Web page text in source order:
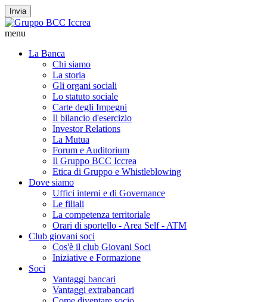
Invia
menu
La Banca
Chi siamo
La storia
Gli organi sociali
Lo statuto sociale
Carte degli Impegni
Il bilancio d'esercizio
Investor Relations
La Mutua
Forum e Auditorium
Il Gruppo BCC Iccrea
Etica di Gruppo e Whistleblowing
Dove siamo
Uffici interni e di Governance
Le filiali
La competenza territoriale
Orari di sportello - Area Self - ATM
Club giovani soci
Cos'è il club Giovani Soci
Iniziative e Formazione
Soci
Vantaggi bancari
Vantaggi extrabancari